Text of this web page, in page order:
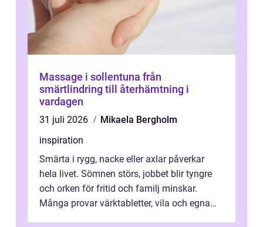
Massage i sollentuna från
smärtlindring till återhämtning i
vardagen
31 juli 2026
Mikaela Bergholm
inspiration
Smärta i rygg, nacke eller axlar påverkar
hela livet. Sömnen störs, jobbet blir tyngre
och orken för fritid och familj minskar.
Många provar värktabletter, vila och egna